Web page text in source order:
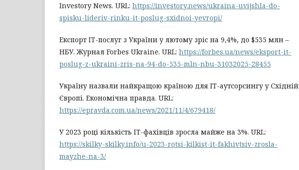
Investory News. URL: https://investory.news/ukraina-uvijshla-do-
spisku-lideriv-rinku-it-poslug-sxidnoi-yevropi/
Експорт IT-послуг з України у лютому зріс на 9,4%, до $535 млн –
НБУ. Журнал Forbes Ukraine. URL: https://forbes.ua/news/eksport-it-
poslug-z-ukraini-zris-na-94-do-535-mln-nbu-31032025-28455
Україну назвали найкращою країною для ІТ-аутсорсингу у Східній
Європі. Економічна правда. URL:
https://epravda.com.ua/news/2021/11/4/679418/
У 2023 році кількість IT-фахівців зросла майже на 3%. URL:
https://skilky-skilky.info/u-2023-rotsi-kilkist-it-fakhivtsiv-zrosla-
mayzhe-na-3/